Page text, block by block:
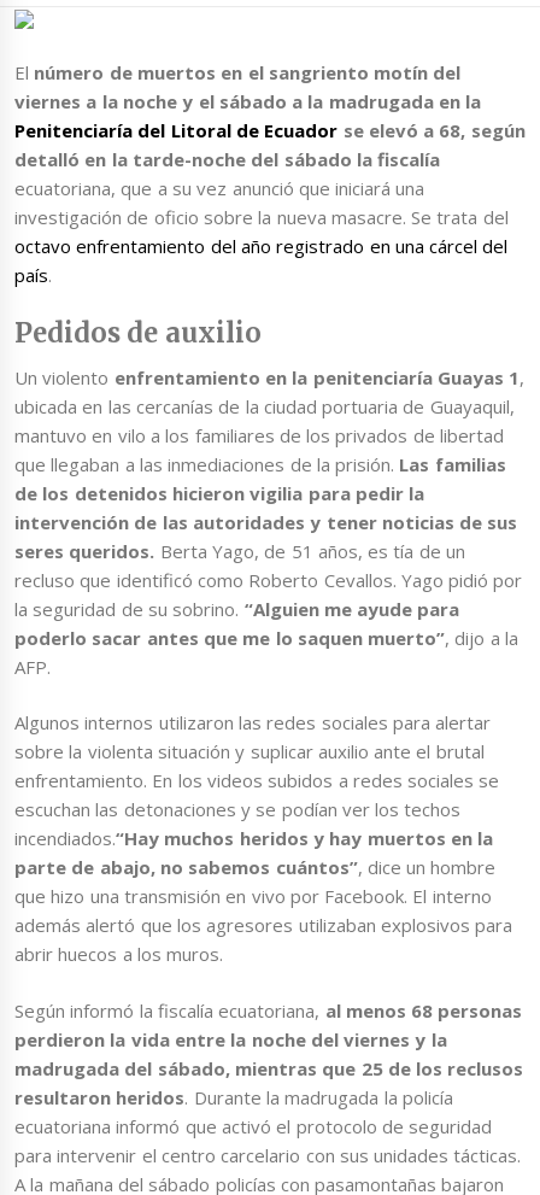
El número de muertos en el sangriento motín del
viernes a la noche y el sábado a la madrugada en la
Penitenciaría del Litoral de Ecuador se elevó a 68, según
detalló en la tarde-noche del sábado la fiscalía
ecuatoriana, que a su vez anunció que iniciará una
investigación de oficio sobre la nueva masacre. Se trata del
octavo enfrentamiento del año registrado en una cárcel del
país.
Pedidos de auxilio
Un violento enfrentamiento en la penitenciaría Guayas 1,
ubicada en las cercanías de la ciudad portuaria de Guayaquil,
mantuvo en vilo a los familiares de los privados de libertad
que llegaban a las inmediaciones de la prisión. Las familias
de los detenidos hicieron vigilia para pedir la
intervención de las autoridades y tener noticias de sus
seres queridos. Berta Yago, de 51 años, es tía de un
recluso que identificó como Roberto Cevallos. Yago pidió por
la seguridad de su sobrino. “Alguien me ayude para
poderlo sacar antes que me lo saquen muerto”, dijo a la
AFP.
Algunos internos utilizaron las redes sociales para alertar
sobre la violenta situación y suplicar auxilio ante el brutal
enfrentamiento. En los videos subidos a redes sociales se
escuchan las detonaciones y se podían ver los techos
incendiados.“Hay muchos heridos y hay muertos en la
parte de abajo, no sabemos cuántos”, dice un hombre
que hizo una transmisión en vivo por Facebook. El interno
además alertó que los agresores utilizaban explosivos para
abrir huecos a los muros.
Según informó la fiscalía ecuatoriana, al menos 68 personas
perdieron la vida entre la noche del viernes y la
madrugada del sábado, mientras que 25 de los reclusos
resultaron heridos. Durante la madrugada la policía
ecuatoriana informó que activó el protocolo de seguridad
para intervenir el centro carcelario con sus unidades tácticas.
A la mañana del sábado policías con pasamontañas bajaron